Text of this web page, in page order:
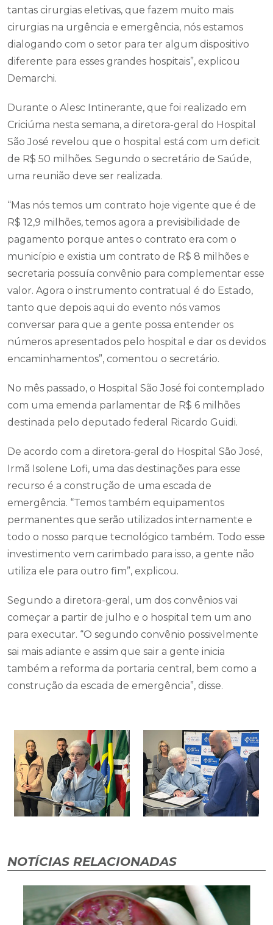
tantas cirurgias eletivas, que fazem muito mais
cirurgias na urgência e emergência, nós estamos
dialogando com o setor para ter algum dispositivo
diferente para esses grandes hospitais”, explicou
Demarchi.
Durante o Alesc Intinerante, que foi realizado em
Criciúma nesta semana, a diretora-geral do Hospital
São José revelou que o hospital está com um deficit
de R$ 50 milhões. Segundo o secretário de Saúde,
uma reunião deve ser realizada.
“Mas nós temos um contrato hoje vigente que é de
R$ 12,9 milhões, temos agora a previsibilidade de
pagamento porque antes o contrato era com o
município e existia um contrato de R$ 8 milhões e
secretaria possuía convênio para complementar esse
valor. Agora o instrumento contratual é do Estado,
tanto que depois aqui do evento nós vamos
conversar para que a gente possa entender os
números apresentados pelo hospital e dar os devidos
encaminhamentos”, comentou o secretário.
No mês passado, o Hospital São José foi contemplado
com uma emenda parlamentar de R$ 6 milhões
destinada pelo deputado federal Ricardo Guidi.
De acordo com a diretora-geral do Hospital São José,
Irmã Isolene Lofi, uma das destinações para esse
recurso é a construção de uma escada de
emergência. “Temos também equipamentos
permanentes que serão utilizados internamente e
todo o nosso parque tecnológico também. Todo esse
investimento vem carimbado para isso, a gente não
utiliza ele para outro fim”, explicou.
Segundo a diretora-geral, um dos convênios vai
começar a partir de julho e o hospital tem um ano
para executar. “O segundo convênio possivelmente
sai mais adiante e assim que sair a gente inicia
também a reforma da portaria central, bem como a
construção da escada de emergência”, disse.
NOTÍCIAS RELACIONADAS